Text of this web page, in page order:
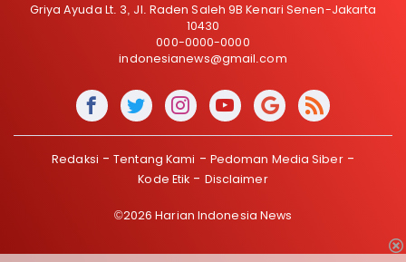
Griya Ayuda Lt. 3, Jl. Raden Saleh 9B Kenari Senen-Jakarta
10430
000-0000-0000
indonesianews@gmail.com
Redaksi Tentang Kami
Pedoman Media Siber
Kode Etik
Disclaimer
©2026 Harian Indonesia News